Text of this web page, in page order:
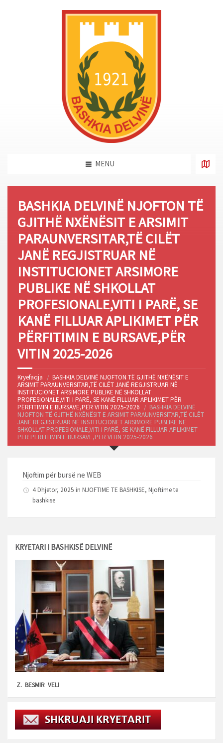
MENU
BASHKIA DELVINË NJOFTON TË
GJITHË NXËNËSIT E ARSIMIT
PARAUNVERSITAR,TË CILËT
JANË REGJISTRUAR NË
INSTITUCIONET ARSIMORE
PUBLIKE NË SHKOLLAT
PROFESIONALE,VITI I PARË, SE
KANË FILLUAR APLIKIMET PËR
PËRFITIMIN E BURSAVE,PËR
VITIN 2025-2026
Kryefaqja
BASHKIA DELVINË NJOFTON TË GJITHË NXËNËSIT E
ARSIMIT PARAUNVERSITAR,TË CILËT JANË REGJISTRUAR NË
INSTITUCIONET ARSIMORE PUBLIKE NË SHKOLLAT
PROFESIONALE,VITI I PARË, SE KANË FILLUAR APLIKIMET PËR
PËRFITIMIN E BURSAVE,PËR VITIN 2025-2026
BASHKIA DELVINË
NJOFTON TË GJITHË NXËNËSIT E ARSIMIT PARAUNVERSITAR,TË CILËT
JANË REGJISTRUAR NË INSTITUCIONET ARSIMORE PUBLIKE NË
SHKOLLAT PROFESIONALE,VITI I PARË, SE KANË FILLUAR APLIKIMET
PËR PËRFITIMIN E BURSAVE,PËR VITIN 2025-2026
Njoftim për bursë ne WEB
4 Dhjetor, 2025 in NJOFTIME TE BASHKISE, Njoftime te
bashkise
KRYETARI I BASHKISË DELVINË
Z. BESMIR VELI